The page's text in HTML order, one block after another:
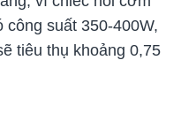
suất 350-400W,
tiêu thụ khoảng 0,75